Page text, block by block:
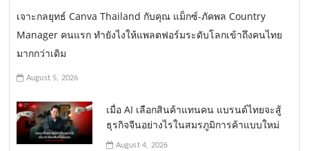
เจาะกลยุทธ์ Canva Thailand กับคุณ แม็กซ์-ภัคพล Country
Manager คนแรก ทำยังไงให้แพลตฟอร์มระดับโลกเข้าถึงคนไทย
มากกว่าเดิม
August 5, 2026
เมื่อ AI เลือกสินค้าแทนคน แบรนด์ไทยจะสู้
ธุรกิจจีนอย่างไรในสมรภูมิการค้าแบบใหม่
August 4, 2026